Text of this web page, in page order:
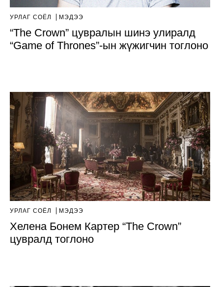
УРЛАГ СОЁЛ МЭДЭЭ
“The Crown” цувралын шинэ улиралд
“Game of Thrones”-ын жүжигчин тоглоно
УРЛАГ СОЁЛ МЭДЭЭ
Хелена Бонем Картер “The Crown”
цувралд тоглоно